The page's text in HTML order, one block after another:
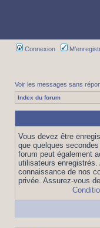
Connexion
Voir les messages sans
Index du forum
Vous devez être
que quelques
forum peut également
utilisateurs enregistrés.
connaissance de nos
privée. Assurez-vous